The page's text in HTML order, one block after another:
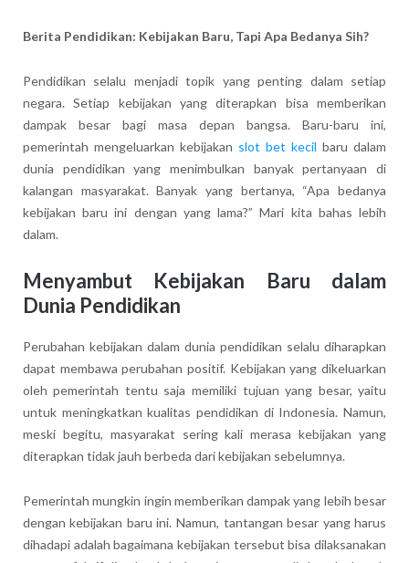
Berita Pendidikan: Kebijakan Baru, Tapi Apa Bedanya Sih?
Pendidikan selalu menjadi topik yang penting dalam setiap
negara. Setiap kebijakan yang diterapkan bisa memberikan
dampak besar bagi masa depan bangsa. Baru-baru ini,
pemerintah mengeluarkan kebijakan slot bet kecil baru dalam
dunia pendidikan yang menimbulkan banyak pertanyaan di
kalangan masyarakat. Banyak yang bertanya, “Apa bedanya
kebijakan baru ini dengan yang lama?” Mari kita bahas lebih
dalam.
Menyambut Kebijakan Baru dalam
Dunia Pendidikan
Perubahan kebijakan dalam dunia pendidikan selalu diharapkan
dapat membawa perubahan positif. Kebijakan yang dikeluarkan
oleh pemerintah tentu saja memiliki tujuan yang besar, yaitu
untuk meningkatkan kualitas pendidikan di Indonesia. Namun,
meski begitu, masyarakat sering kali merasa kebijakan yang
diterapkan tidak jauh berbeda dari kebijakan sebelumnya.
Pemerintah mungkin ingin memberikan dampak yang lebih besar
dengan kebijakan baru ini. Namun, tantangan besar yang harus
dihadapi adalah bagaimana kebijakan tersebut bisa dilaksanakan